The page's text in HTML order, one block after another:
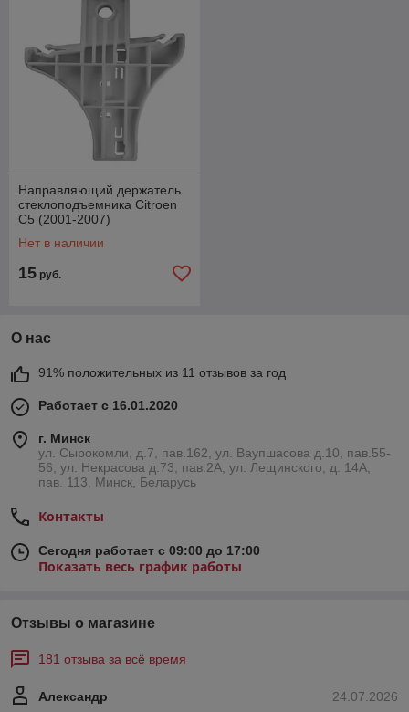
Направляющий держатель
стеклоподъемника Citroen
C5 (2001-2007)
Нет в наличии
15 руб.
О нас
91% положительных из 11 отзывов за год
Работает с 16.01.2020
г. Минск
ул. Сырокомли, д.7, пав.162, ул. Ваупшасова д.10, пав.55-
56, ул. Некрасова д.73, пав.2А, ул. Лещинского, д. 14А,
пав. 113, Минск, Беларусь
Контакты
Сегодня работает с 09:00 до 17:00
Показать весь график работы
Отзывы о магазине
181 отзыва за всё время
24.07.2026
Александр